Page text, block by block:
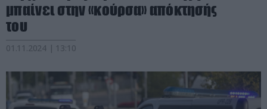
μπαίνει στην «κούρσα» απόκτησής
του
01.11.2024 | 13:10